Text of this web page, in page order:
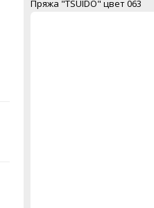
Пряжа "TSUIDO" цвет 063